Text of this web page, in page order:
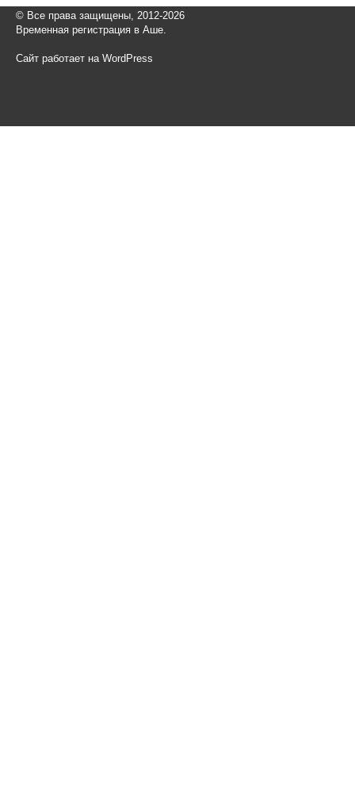
© Все права защищены, 2012-2026
Временная регистрация в Аше.
Сайт работает на WordPress